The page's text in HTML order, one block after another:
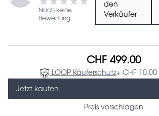
Noch keine
Bewertung
den
Verkäufer
CHF 499.00
LOOP Käuferschutz+ CHF
Jetzt kaufen
Preis vorschlagen